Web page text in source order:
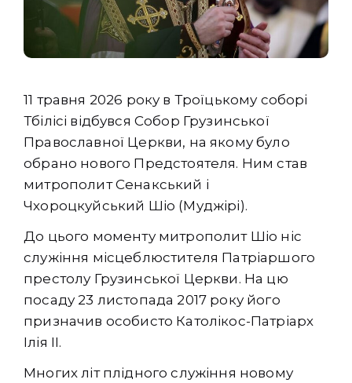
11 травня 2026 року в Троїцькому соборі
Тбілісі відбувся Собор Грузинської
Православної Церкви, на якому було
обрано нового Предстоятеля. Ним став
митрополит Сенакський і
Чхороцкуйський Шіо (Муджірі).
До цього моменту митрополит Шіо ніс
служіння місцеблюстителя Патріаршого
престолу Грузинської Церкви. На цю
посаду 23 листопада 2017 року його
призначив особисто Католікос-Патріарх
Ілія II.
Многих літ плідного служіння новому